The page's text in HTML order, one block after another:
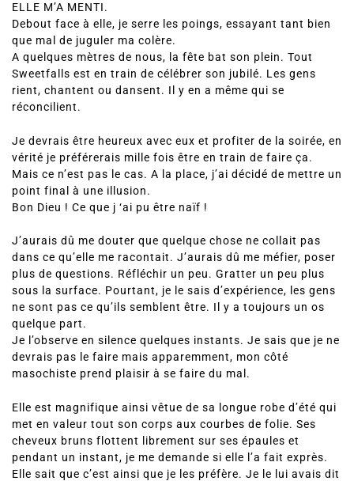
ELLE M’A MENTI.
Debout face à elle, je serre les poings, essayant tant bien
que mal de juguler ma colère.
A quelques mètres de nous, la fête bat son plein. Tout
Sweetfalls est en train de célébrer son jubilé. Les gens
rient, chantent ou dansent. Il y en a même qui se
réconcilient.
Je devrais être heureux avec eux et profiter de la soirée, en
vérité je préférerais mille fois être en train de faire ça.
Mais ce n’est pas le cas. A la place, j’ai décidé de mettre un
point final à une illusion.
Bon Dieu ! Ce que j ‘ai pu être naïf !
J’aurais dû me douter que quelque chose ne collait pas
dans ce qu’elle me racontait. J’aurais dû me méfier, poser
plus de questions. Réfléchir un peu. Gratter un peu plus
sous la surface. Pourtant, je le sais d’expérience, les gens
ne sont pas ce qu’ils semblent être. Il y a toujours un os
quelque part.
Je l’observe en silence quelques instants. Je sais que je ne
devrais pas le faire mais apparemment, mon côté
masochiste prend plaisir à se faire du mal.
Elle est magnifique ainsi vêtue de sa longue robe d’été qui
met en valeur tout son corps aux courbes de folie. Ses
cheveux bruns flottent librement sur ses épaules et
pendant un instant, je me demande si elle l’a fait exprès.
Elle sait que c’est ainsi que je les préfère. Je le lui avais dit